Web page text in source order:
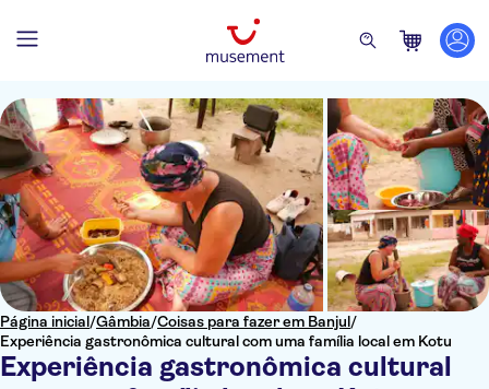
Página inicial/Gâmbia/Coisas para fazer em Banjul/
Experiência gastronômica cultural com uma família local em Kotu
Experiência gastronômica cultural